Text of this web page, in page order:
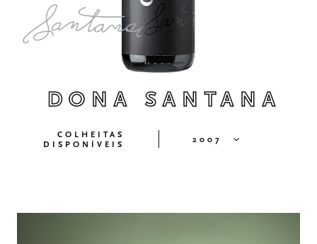
DONA SANTANA
COLHEITAS
DISPONÍVEIS
2007